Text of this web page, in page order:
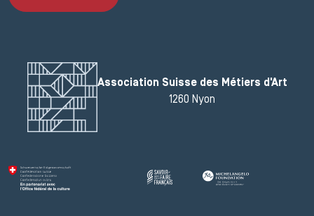
Association Suisse des Métiers d'Art
1260 Nyon